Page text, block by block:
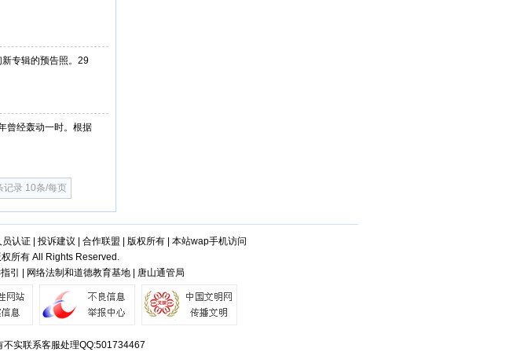
专辑的预告照。29
曾经轰动一时。根据
记录 10条/每页
员认证| 投诉建议 合作联盟 版权所有| 本站wap手机访问
所有 All Rights Reserved.
引 | 网络法制和道德教育基地 | 唐山通管局
不实联系客服处理QQ:501734467